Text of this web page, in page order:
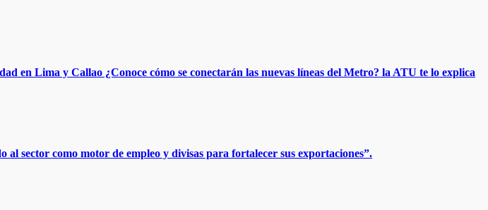
en Lima y Callao ¿Conoce cómo se conectarán las nuevas líneas del Metro? la ATU te lo explica
sector como motor de empleo y divisas para fortalecer sus exportaciones”.​